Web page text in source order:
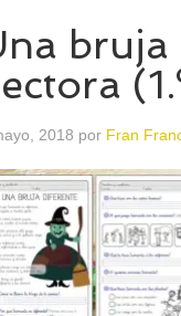
2018 por Fran